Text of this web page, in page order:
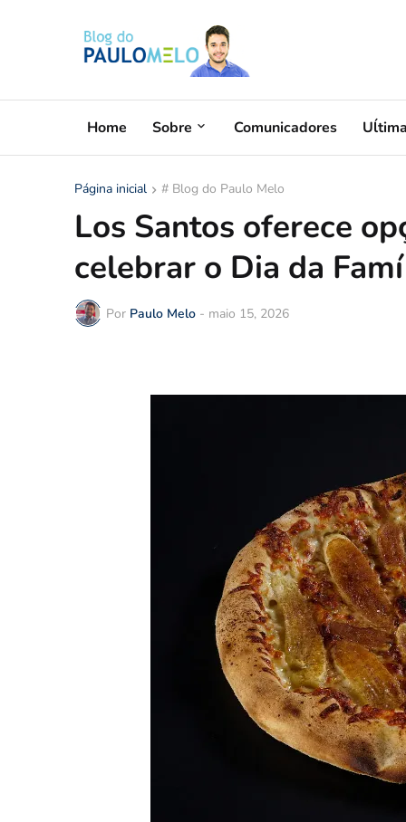
Home Sobre Comunicadores
Página inicial # Blog do Paulo Melo
Los Santos oferece
celebrar o Dia da
Por Paulo Melo - maio 15, 2026